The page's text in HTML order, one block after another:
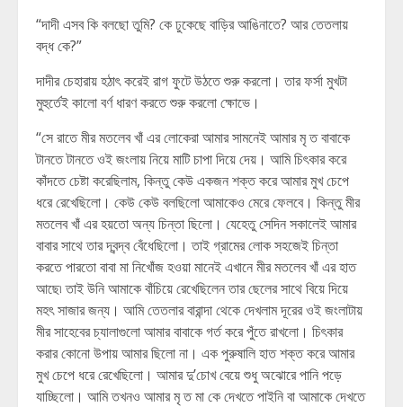
“দাদী এসব কি বলছো তুমি? কে ঢুকেছে বাড়ির আঙিনাতে? আর তেতলায়
বদ্ধ কে?”
দাদীর চেহারায় হঠাৎ করেই রাগ ফুটে উঠতে শুরু করলো। তার ফর্সা মুখটা
মুহুর্তেই কালো বর্ণ ধারণ করতে শুরু করলো ক্ষোভে।
“সে রাতে মীর মতলেব খাঁ এর লোকেরা আমার সামনেই আমার মৃ ত বাবাকে
টানতে টানতে ওই জংলায় নিয়ে মাটি চাপা দিয়ে দেয়। আমি চিৎকার করে
কাঁদতে চেষ্টা করেছিলাম, কিন্তু কেউ একজন শক্ত করে আমার মুখ চেপে
ধরে রেখেছিলো। কেউ কেউ বলছিলো আমাকেও মেরে ফেলবে। কিন্তু মীর
মতলেব খাঁ এর হয়তো অন্য চিন্তা ছিলো। যেহেতু সেদিন সকালেই আমার
বাবার সাথে তার দ্বন্দ্ব বেঁধেছিলো। তাই গ্রামের লোক সহজেই চিন্তা
করতে পার‍তো বাবা মা নিখোঁজ হওয়া মানেই এখানে মীর মতলেব খাঁ এর হাত
আছে৷ তাই উনি আমাকে বাঁচিয়ে রেখেছিলেন তার ছেলের সাথে বিয়ে দিয়ে
মহৎ সাজার জন্য। আমি তেতলার বারান্দা থেকে দেখলাম দূরের ওই জংলাটায়
মীর সাহেবের চ্যালাগুলো আমার বাবাকে গর্ত করে পুঁতে রাখলো। চিৎকার
করার কোনো উপায় আমার ছিলো না। এক পুরুষালি হাত শক্ত করে আমার
মুখ চেপে ধরে রেখেছিলো। আমার দু’চোখ বেয়ে শুধু অঝোরে পানি পড়ে
যাচ্ছিলো। আমি তখনও আমার মৃ ত মা কে দেখতে পাইনি বা আমাকে দেখতে